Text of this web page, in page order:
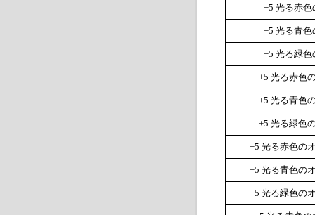
+5 光る赤色
+5 光る青色
+5 光る緑色
+5 光る赤色
+5 光る青色
+5 光る緑色
+5 光る赤色の
+5 光る青色の
+5 光る緑色の